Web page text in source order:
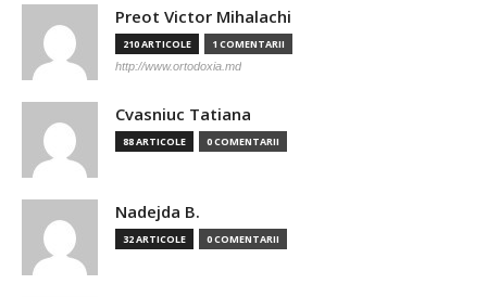
Preot Victor Mihalachi
210 ARTICOLE 1 COMENTARII
http://www.ortodoxia.md
Cvasniuc Tatiana
88 ARTICOLE 0 COMENTARII
Nadejda B.
32 ARTICOLE 0 COMENTARII